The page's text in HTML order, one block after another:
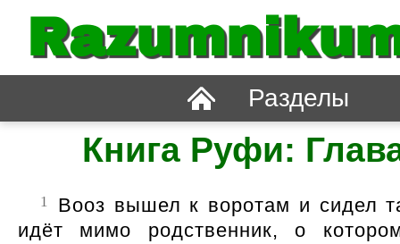
Разделы
Книга Руфи:
1
Вооз вышел к воротам и сидел
идёт мимо родственник, о